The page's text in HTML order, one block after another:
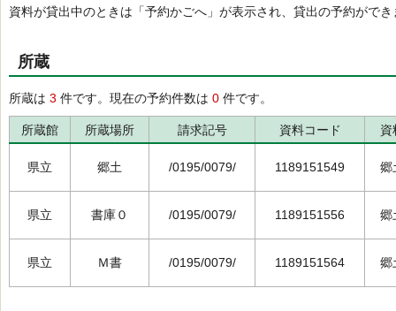
資料が貸出中のときは「予約かごへ」が表示され、貸出の予約ができ
所蔵
所蔵は 3 件です。現在の予約件数は 0 件です。
所蔵館 所蔵場所 請求記号 資料コード 資
県立 郷土 /0195/0079/ 1189151549 郷
県立 書庫０ /0195/0079/ 1189151556 郷
県立 Ｍ書 /0195/0079/ 1189151564 郷